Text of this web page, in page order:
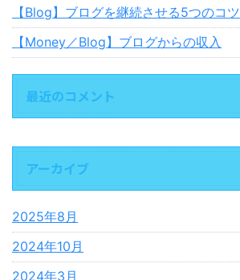
【Blog】ブログを継続させる5つのコツ
【Money／Blog】ブログからの収入
最近のコメント
アーカイブ
2025年8月
2024年10月
2024年3月